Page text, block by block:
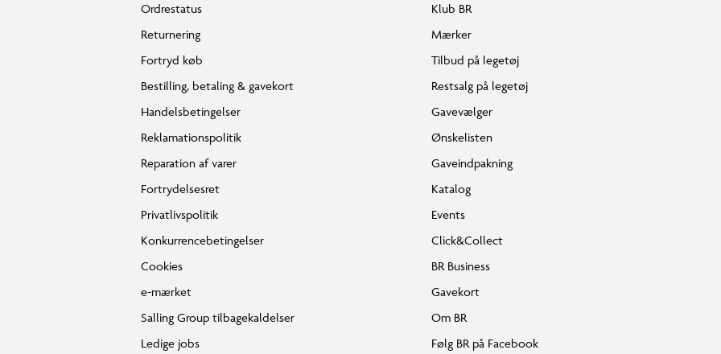
Ordrestatus
Returnering
Fortryd køb
Bestilling, betaling & gavekort
Handelsbetingelser
Reklamationspolitik
Reparation af varer
Fortrydelsesret
Privatlivspolitik
Konkurrencebetingelser
Cookies
e-mærket
Salling Group tilbagekaldelser
Ledige jobs
Klub BR
Mærker
Tilbud på legetøj
Restsalg på legetøj
Gavevælger
Ønskelisten
Gaveindpakning
Katalog
Events
Click&Collect
BR Business
Gavekort
Om BR
Følg BR på Facebook